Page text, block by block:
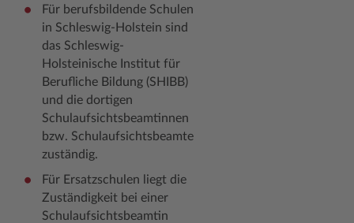
Für berufsbildende Schulen
in Schleswig-Holstein sind
das Schleswig-
Holsteinische Institut für
Berufliche Bildung (SHIBB)
und die dortigen
Schulaufsichtsbeamtinnen
bzw. Schulaufsichtsbeamte
zuständig.
Für Ersatzschulen liegt die
Zuständigkeit bei einer
Schulaufsichtsbeamtin